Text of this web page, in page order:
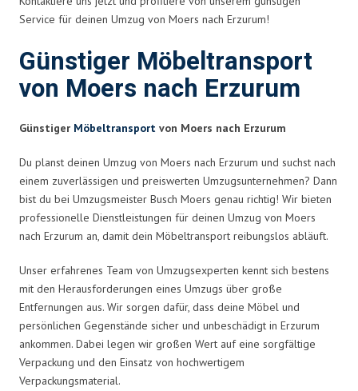
Service für deinen Umzug von Moers nach Erzurum!
Günstiger Möbeltransport
von Moers nach Erzurum
Günstiger Möbeltransport von Moers nach Erzurum
Du planst deinen Umzug von Moers nach Erzurum und suchst nach
einem zuverlässigen und preiswerten Umzugsunternehmen? Dann
bist du bei Umzugsmeister Busch Moers genau richtig! Wir bieten
professionelle Dienstleistungen für deinen Umzug von Moers
nach Erzurum an, damit dein Möbeltransport reibungslos abläuft.
Unser erfahrenes Team von Umzugsexperten kennt sich bestens
mit den Herausforderungen eines Umzugs über große
Entfernungen aus. Wir sorgen dafür, dass deine Möbel und
persönlichen Gegenstände sicher und unbeschädigt in Erzurum
ankommen. Dabei legen wir großen Wert auf eine sorgfältige
Verpackung und den Einsatz von hochwertigem
Verpackungsmaterial.